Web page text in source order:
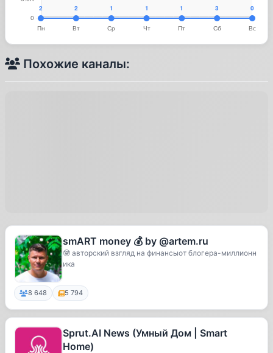
Похожие каналы:
smART money 💰 by @artem.ru
🤓 авторский взгляд на финансыот блогера-миллионн
ика
8 648 5 794
Sprut.AI News (Умный Дом | Smart
Home)